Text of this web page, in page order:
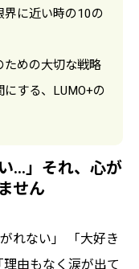
界に近い時の10の
ための大切な戦略
する、LUMO+の
…」それ、心が
せん
れない」 「大好き
由もなく涙が出て